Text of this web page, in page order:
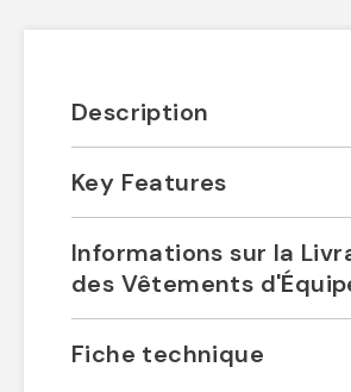
Description
Key Features
Informations sur la
des Vêtements
Fiche technique